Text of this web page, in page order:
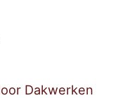
Dakwerken